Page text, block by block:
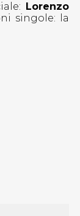
Lorenzo
singole: la